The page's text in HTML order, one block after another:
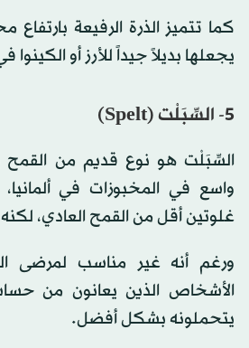
كما تتميز الذرة الرفيعة بارتفاع
يجعلها بديلاً جيداً للأرز أو
5- السِّبَلْت (Spelt)
السِّبَلْت هو نوع قديم من
واسع في المخبوزات في
غلوتين أقل من القمح العادي،
ورغم أنه غير مناسب لمرضى
الأشخاص الذين يعانون من
يتحملونه بشكل أفضل.